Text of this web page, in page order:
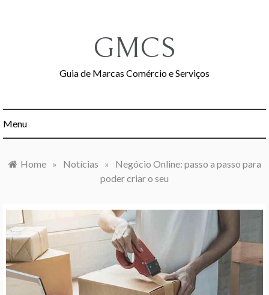
GMCS
Guia de Marcas Comércio e Serviços
Menu
Home » Notícias »
Negócio Online: passo a passo para
poder criar o seu